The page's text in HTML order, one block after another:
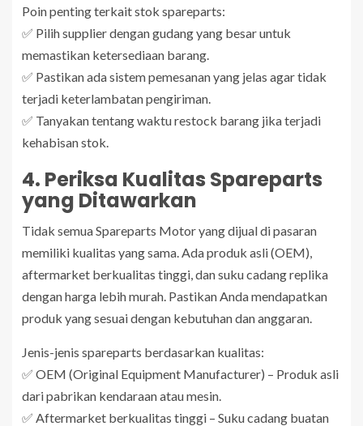
Poin penting terkait stok spareparts:
✅ Pilih supplier dengan gudang yang besar untuk
memastikan ketersediaan barang.
✅ Pastikan ada sistem pemesanan yang jelas agar tidak
terjadi keterlambatan pengiriman.
✅ Tanyakan tentang waktu restock barang jika terjadi
kehabisan stok.
4. Periksa Kualitas Spareparts
yang Ditawarkan
Tidak semua Spareparts Motor yang dijual di pasaran
memiliki kualitas yang sama. Ada produk asli (OEM),
aftermarket berkualitas tinggi, dan suku cadang replika
dengan harga lebih murah. Pastikan Anda mendapatkan
produk yang sesuai dengan kebutuhan dan anggaran.
Jenis-jenis spareparts berdasarkan kualitas:
✅ OEM (Original Equipment Manufacturer) – Produk asli
dari pabrikan kendaraan atau mesin.
✅ Aftermarket berkualitas tinggi – Suku cadang buatan